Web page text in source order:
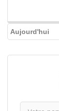
Aujourd'hui